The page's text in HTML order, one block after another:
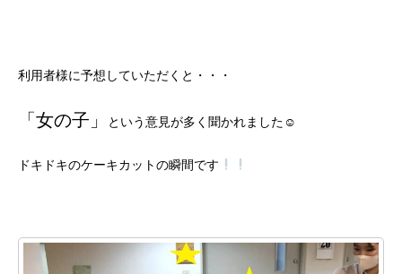
利用者様に予想していただくと・・・
「女の子」 という意見が多く聞かれました☺
ドキドキのケーキカットの瞬間です